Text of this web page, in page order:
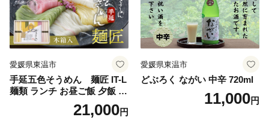
愛媛県東温市
手延五色そうめん 麺匠 IT-L
麺類 ランチ お昼ご飯 夕飯 晩
御飯 手延べそうめん そうめ
ん詰合せ 華やか 贈り物
21,000円
愛媛県東温市
どぶろく ながい 中辛 720ml
11,000円